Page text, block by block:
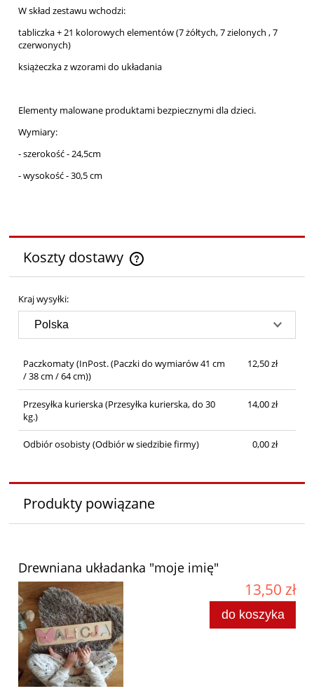
W skład zestawu wchodzi:
tabliczka + 21 kolorowych elementów (7 żółtych, 7 zielonych , 7
czerwonych)
książeczka z wzorami do układania
Elementy malowane produktami bezpiecznymi dla dzieci.
Wymiary:
- szerokość - 24,5cm
- wysokość - 30,5 cm
Koszty dostawy
Cena nie zawiera ewentualnych kosztów płatności
Kraj wysyłki:
Paczkomaty(InPost. (Paczki do wymiarów 41 cm
/ 38 cm / 64 cm))
12,50 zł
Przesyłka kurierska(Przesyłka kurierska, do 30
kg.)
14,00 zł
Odbiór osobisty(Odbiór w siedzibie firmy) 0,00 zł
Produkty powiązane
Drewniana układanka "moje imię"
13,50 zł
do koszyka